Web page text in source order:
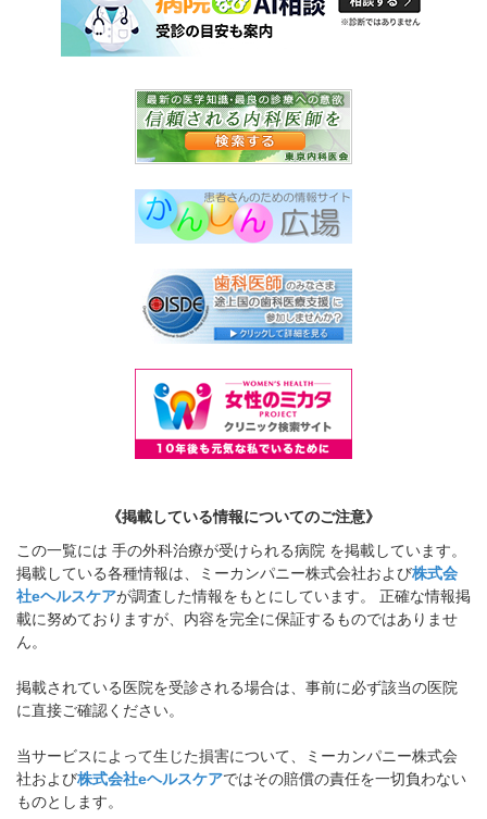
《掲載している情報についてのご注意》
この一覧には 手の外科治療が受けられる病院 を掲載しています。
掲載している各種情報は、ミーカンパニー株式会社および株式会
社eヘルスケアが調査した情報をもとにしています。 正確な情報掲
載に努めておりますが、内容を完全に保証するものではありませ
ん。
掲載されている医院を受診される場合は、事前に必ず該当の医院
に直接ご確認ください。
当サービスによって生じた損害について、ミーカンパニー株式会
社および株式会社eヘルスケアではその賠償の責任を一切負わない
ものとします。